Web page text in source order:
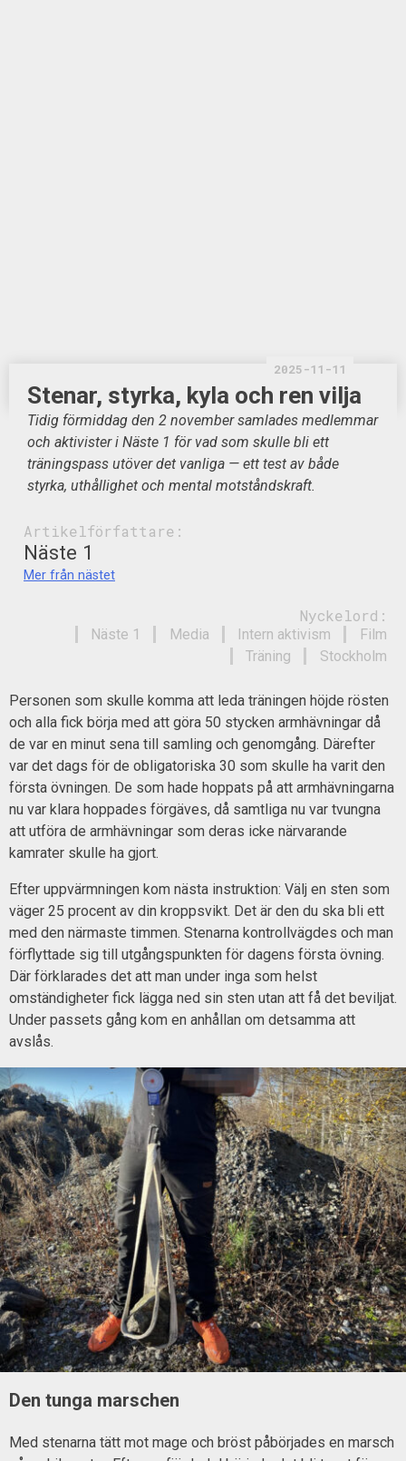
2025-11-11
Stenar, styrka, kyla och ren vilja
Tidig förmiddag den 2 november samlades medlemmar
och aktivister i Näste 1 för vad som skulle bli ett
träningspass utöver det vanliga — ett test av både
styrka, uthållighet och mental motståndskraft.
Artikelförfattare:
Näste 1
Mer från nästet
Nyckelord:
Film
Intern aktivism
Media
Näste 1
Stockholm
Träning
Personen som skulle komma att leda träningen höjde rösten
och alla fick börja med att göra 50 stycken armhävningar då
de var en minut sena till samling och genomgång. Därefter
var det dags för de obligatoriska 30 som skulle ha varit den
första övningen. De som hade hoppats på att armhävningarna
nu var klara hoppades förgäves, då samtliga nu var tvungna
att utföra de armhävningar som deras icke närvarande
kamrater skulle ha gjort.
Efter uppvärmningen kom nästa instruktion: Välj en sten som
väger 25 procent av din kroppsvikt. Det är den du ska bli ett
med den närmaste timmen. Stenarna kontrollvägdes och man
förflyttade sig till utgångspunkten för dagens första övning.
Där förklarades det att man under inga som helst
omständigheter fick lägga ned sin sten utan att få det beviljat.
Under passets gång kom en anhållan om detsamma att
avslås.
Den tunga marschen
Med stenarna tätt mot mage och bröst påbörjades en marsch